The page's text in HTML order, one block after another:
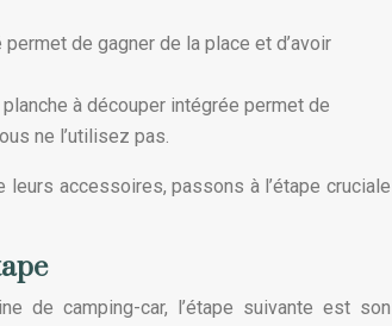
de gagner de la place et d’avoir
à découper intégrée permet de
ne l’utilisez pas.
accessoires, passons à l’étape cruciale
de camping-car, l’étape suivante est son